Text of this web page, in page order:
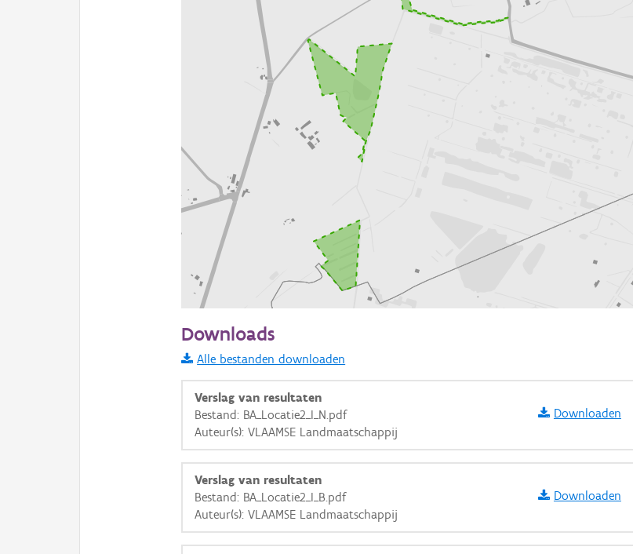
Informatie Vlaanderen
i
+ −
Downloads
Alle bestanden downloaden
Verslag van resultaten
Bestand: BA_Locatie2_I_N.pdf
Auteur(s): VLAAMSE Landmaatschappij
Downloaden
Verslag van resultaten
Bestand: BA_Locatie2_I_B.pdf
Auteur(s): VLAAMSE Landmaatschappij
Downloaden